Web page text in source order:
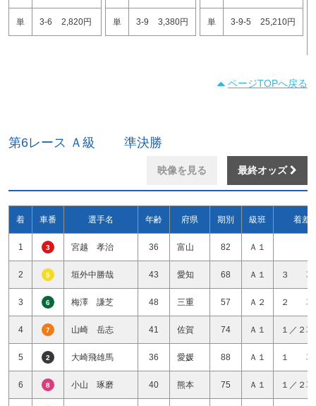
単 3-6 2,820円 単 3-9 3,380円 単 3-9-5 25,210円
ページTOPへ戻る
第6レース Ａ級 準決勝
映像を見る 最終オッズ
着 車番 選手名 年齢 府県 期別 級班 着差
1 3 宮越 孝治 36 富山 82 Ａ１
2 5 垣外中勝哉 43 愛知 68 Ａ１ ３ 車
3 6 梅澤 謙芝 48 三重 57 Ａ２ ２ 車
4 7 山崎 岳志 41 佐賀 74 Ａ１ １／２
5 2 大崎飛雄馬 36 愛媛 88 Ａ１ １ 車
6 8 小山 琢磨 40 熊本 75 Ａ１ １／２